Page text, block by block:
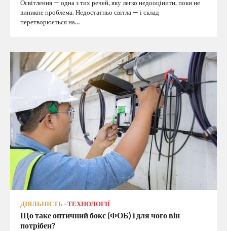
Освітлення — одна з тих речей, яку легко недооцінити, поки не
виникне проблема. Недостатньо світла — і склад
перетворюється на…
ДІЯЛЬНІСТЬ ТЕХНОЛОГІЇ
Що таке оптичний бокс (ФОБ) і для чого він
потрібен?